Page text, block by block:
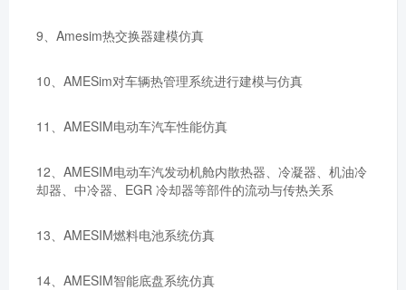
9、Amesim热交换器建模仿真
10、AMESim对车辆热管理系统进行建模与仿真
11、AMESIM电动车汽车性能仿真
12、AMESIM电动车汽发动机舱内散热器、冷凝器、机油冷
却器、中冷器、EGR 冷却器等部件的流动与传热关系
13、AMESIM燃料电池系统仿真
14、AMESIM智能底盘系统仿真